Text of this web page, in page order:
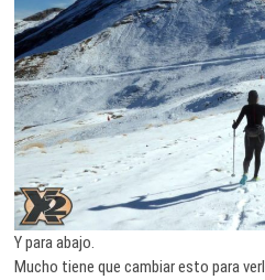
Y para abajo.
Mucho tiene que cambiar esto para